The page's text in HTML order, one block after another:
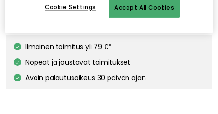
Näytä lisää
Ilmainen toimitus yli 79 €*
Nopeat ja joustavat toimitukset
Avoin palautusoikeus 30 päivän ajan
Accept All Cookies
Cookie Settings